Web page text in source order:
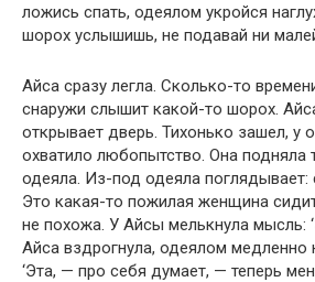
ложись спать, одеялом укройся
шорох услышишь, не подавай ни
Айса сразу легла. Сколько-то
снаружи слышит какой-то шорох.
открывает дверь. Тихонько зашел, у
охватило любопытство. Она подняла
одеяла. Из-под одеяла поглядывает:
Это какая-то пожилая женщина
не похожа. У Айсы мелькнула мысль:
Айca вздрогнула, одеялом медленно
‘Эта, — про себя думает, — теперь